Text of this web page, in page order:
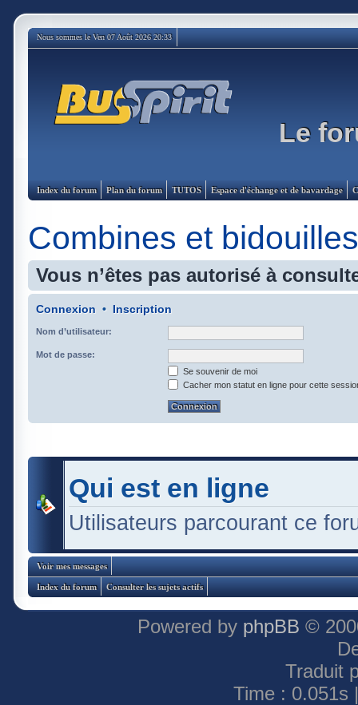
Nous sommes le Ven 07 Août 2026 20:33
Le
Index du forum Plan du forum TUTOS Espace d'échange et de bavardage
Combines et
Vous n’êtes pas autorisé à
Connexion • Inscription
Nom d’utilisateur:
Mot de passe:
Se souvenir de moi
Cacher mon statut en ligne pour cette
Qui est en ligne
Utilisateurs parcourant ce
Voir mes messages
Index du forum Consulter les sujets actifs
Powered by phpBB ©
Traduit
Time : 0.051s